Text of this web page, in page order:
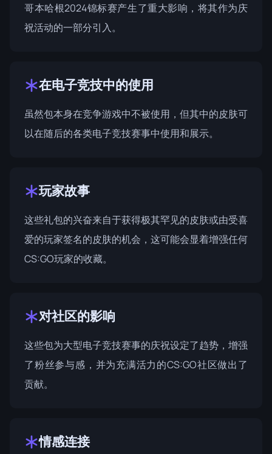
哥本哈根2024锦标赛产生了重大影响，将其作为庆
祝活动的一部分引入。
在电子竞技中的使用
虽然包本身在竞争游戏中不被使用，但其中的皮肤可
以在随后的各类电子竞技赛事中使用和展示。
玩家故事
这些礼包的兴奋来自于获得极其罕见的皮肤或由受喜
爱的玩家签名的皮肤的机会，这可能会显着增强任何
CS:GO玩家的收藏。
对社区的影响
这些包为大型电子竞技赛事的庆祝设定了趋势，增强
了粉丝参与感，并为充满活力的CS:GO社区做出了
贡献。
情感连接